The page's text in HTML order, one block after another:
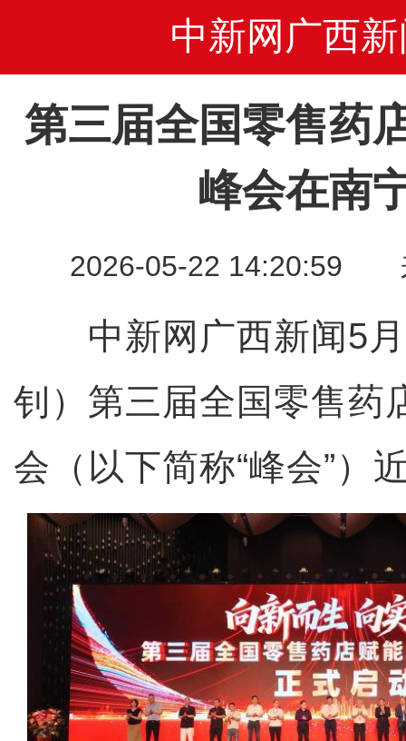
中新网广西新
第三届全国零售药
峰会在南
2026-05-22 14:20:59
中新网广西新闻5月
钊）第三届全国零售药
会（以下简称“峰会”）